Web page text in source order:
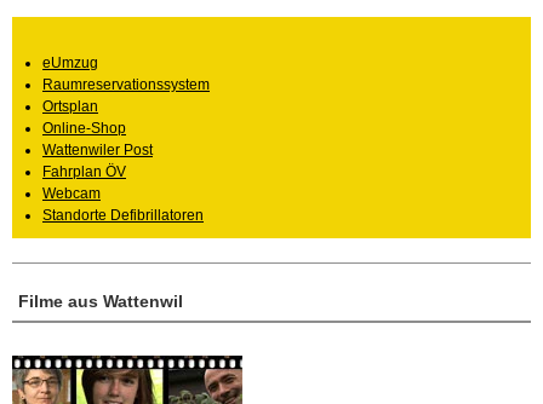
Filme aus Wattenwil
eUmzug
Raumreservationssystem
Ortsplan
Online-Shop
Wattenwiler Post
Fahrplan ÖV
Webcam
Standorte Defibrillatoren